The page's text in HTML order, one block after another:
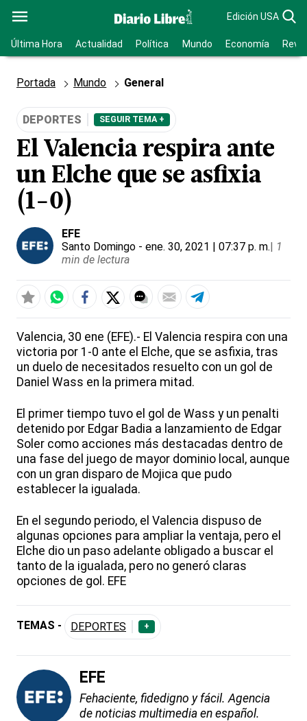
Edición USA
Última Hora Actualidad Política Mundo Economía
Portada Mundo General
DEPORTES SEGUIR TEMA +
El Valencia respira ante
un Elche que se asfixia
(1-0)
EFE
Santo Domingo - ene. 30, 2021 | 07:37 p. m.| 1
min de lectura
Valencia, 30 ene (EFE).- El Valencia respira con una
victoria por 1-0 ante el Elche, que se asfixia, tras
un duelo de necesitados resuelto con un gol de
Daniel Wass en la primera mitad.
El primer tiempo tuvo el gol de Wass y un penalti
detenido por Edgar Badia a lanzamiento de Edgar
Soler como acciones más destacadas dentro de
una fase del juego de mayor dominio local, aunque
con un gran disparo de Mojica que pudo
establecer la igualada.
En el segundo periodo, el Valencia dispuso de
algunas opciones para ampliar la ventaja, pero el
Elche dio un paso adelante obligado a buscar el
tanto de la igualada, pero no generó claras
opciones de gol. EFE
TEMAS - DEPORTES +
EFE
Fehaciente, fidedigno y fácil. Agencia
de noticias multimedia en español.